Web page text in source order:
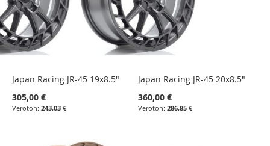
Japan Racing JR-45 19x8.5"
305,00 €
243,03 €
Japan Racing JR-45 20x8.5"
360,00 €
286,85 €